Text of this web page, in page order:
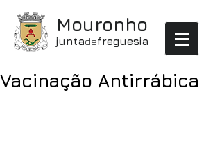
Mouronho
juntadefreguesia
Vacinação Antirrábica